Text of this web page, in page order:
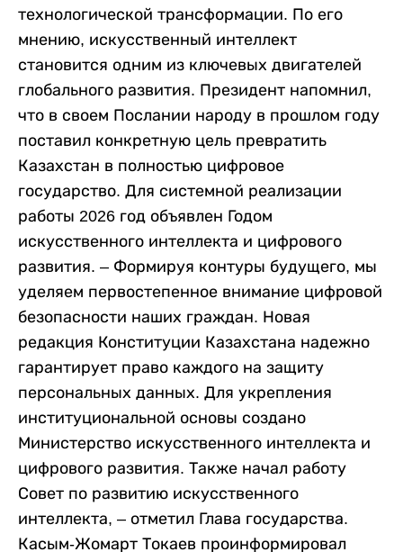
технологической трансформации. По его
мнению, искусственный интеллект
становится одним из ключевых двигателей
глобального развития. Президент напомнил,
что в своем Послании народу в прошлом году
поставил конкретную цель превратить
Казахстан в полностью цифровое
государство. Для системной реализации
работы 2026 год объявлен Годом
искусственного интеллекта и цифрового
развития. – Формируя контуры будущего, мы
уделяем первостепенное внимание цифровой
безопасности наших граждан. Новая
редакция Конституции Казахстана надежно
гарантирует право каждого на защиту
персональных данных. Для укрепления
институциональной основы создано
Министерство искусственного интеллекта и
цифрового развития. Также начал работу
Совет по развитию искусственного
интеллекта, – отметил Глава государства.
Касым-Жомарт Токаев проинформировал